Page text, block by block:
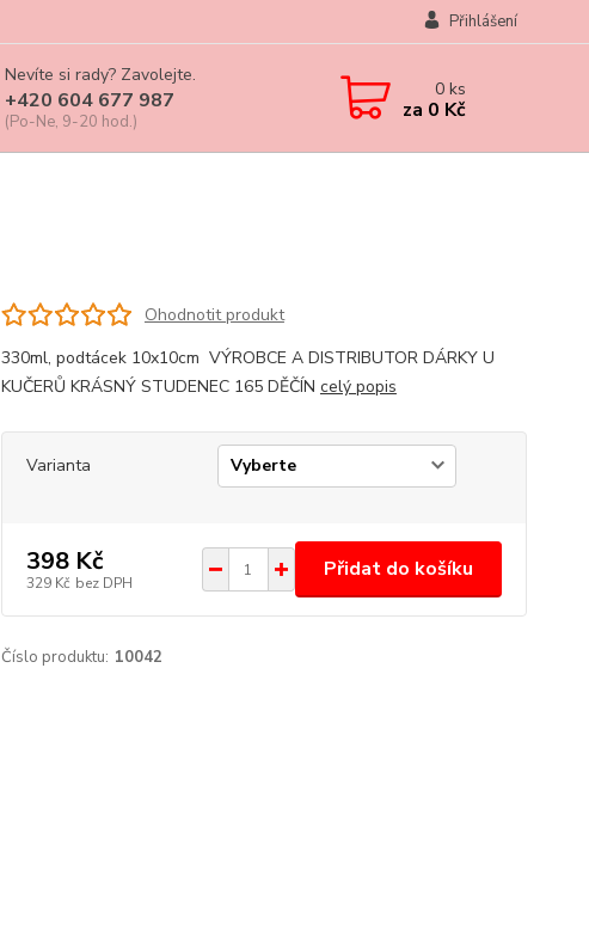
Přihlášení
Nevíte si rady? Zavolejte.
+420 604 677 987
(Po-Ne, 9-20 hod.)
0ks
za 0 Kč
Ohodnotit produkt
330ml, podtácek 10x10cm VÝROBCE A DISTRIBUTOR DÁRKY U
KUČERŮ KRÁSNÝ STUDENEC 165 DĚČÍN celý popis
Varianta
398 Kč
329 Kč bez DPH
Přidat do košíku
Číslo produktu: 10042